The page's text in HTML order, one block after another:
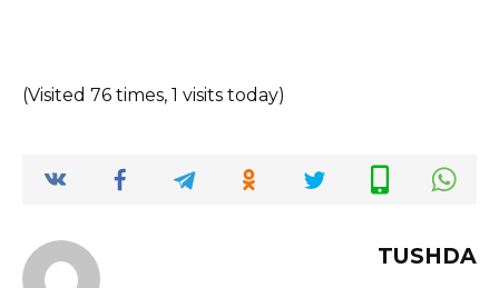
(Visited 76 times, 1 visits today)
TUSHDA